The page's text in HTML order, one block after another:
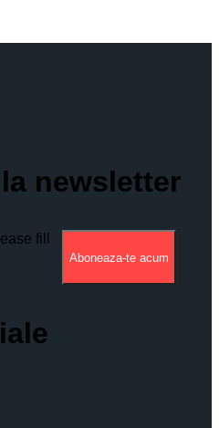
newsletter
fill
Aboneaza-te acum